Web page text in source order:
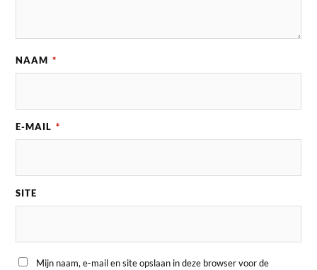
NAAM *
E-MAIL *
SITE
Mijn naam, e-mail en site opslaan in deze browser voor de